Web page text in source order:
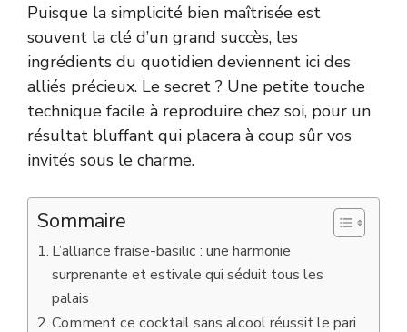
Puisque la simplicité bien maîtrisée est
souvent la clé d’un grand succès, les
ingrédients du quotidien deviennent ici des
alliés précieux. Le secret ? Une petite touche
technique facile à reproduire chez soi, pour un
résultat bluffant qui placera à coup sûr vos
invités sous le charme.
Sommaire
L’alliance fraise-basilic : une harmonie
surprenante et estivale qui séduit tous les
palais
Comment ce cocktail sans alcool réussit le pari